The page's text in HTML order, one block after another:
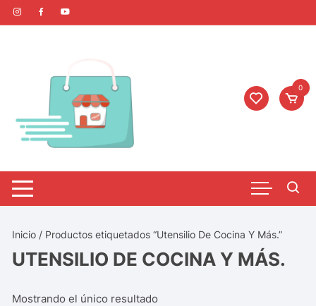
0
Inicio / Productos etiquetados “Utensilio De Cocina Y Más.”
UTENSILIO DE COCINA Y MÁS.
Mostrando el único resultado